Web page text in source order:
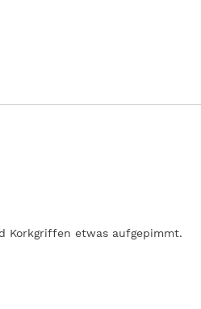
Korkgriffen etwas aufgepimmt.